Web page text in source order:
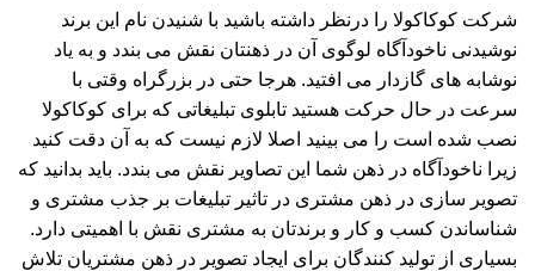
شرکت کوکاکولا را درنظر داشته باشید با شنیدن نام این برند
نوشیدنی ناخودآگاه لوگوی آن در ذهنتان نقش می بندد و به یاد
نوشابه های گازدار می افتید. هرجا حتی در بزرگراه وقتی با
سرعت در حال حرکت هستید تابلوی تبلیغاتی که برای کوکاکولا
نصب شده است را می بینید اصلا لازم نیست که به آن دقت کنید
زیرا ناخودآگاه در ذهن شما این تصاویر نقش می بندد. باید بدانید که
تصویر سازی در ذهن مشتری در تاثیر تبلیغات بر جذب مشتری و
شناساندن کسب و کار و برندتان به مشتری نقش با اهمیتی دارد.
بسیاری از تولید کنندگان برای ایجاد تصویر در ذهن مشتریان تلاش